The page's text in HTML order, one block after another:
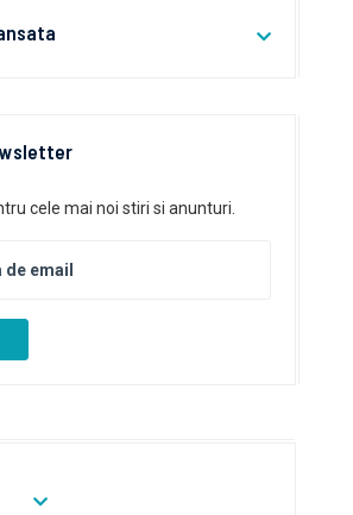
cele mai noi stiri si anunturi.